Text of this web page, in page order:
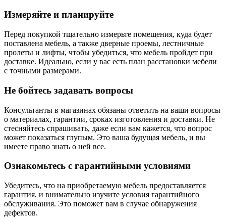
Измеряйте и планируйте
Перед покупкой тщательно измерьте помещения, куда будет
поставлена мебель, а также дверные проемы, лестничные
пролеты и лифты, чтобы убедиться, что мебель пройдет при
доставке. Идеально, если у вас есть план расстановки мебели
с точными размерами.
Не бойтесь задавать вопросы
Консультанты в магазинах обязаны ответить на ваши вопросы
о материалах, гарантии, сроках изготовления и доставки. Не
стесняйтесь спрашивать, даже если вам кажется, что вопрос
может показаться глупым. Это ваша будущая мебель, и вы
имеете право знать о ней все.
Ознакомьтесь с гарантийными условиями
Убедитесь, что на приобретаемую мебель предоставляется
гарантия, и внимательно изучите условия гарантийного
обслуживания. Это поможет вам в случае обнаружения
дефектов.